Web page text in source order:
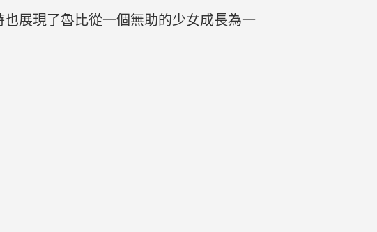
展現了魯比從一個無助的少女成長為一